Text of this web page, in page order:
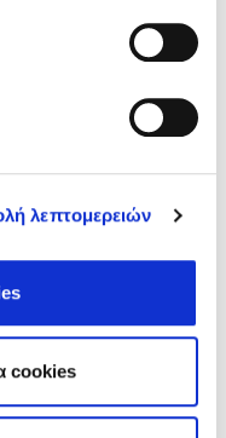
λεπτομερειών
cookies
и икономична
за да Ви осигури
разход на енергия.